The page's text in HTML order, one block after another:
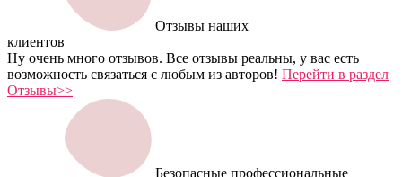
Отзывы наших
клиентов
Ну очень много отзывов. Все отзывы реальны, у вас есть
возможность связаться с любым из авторов! Перейти в раздел
Отзывы>>
Безопасные профессиональные